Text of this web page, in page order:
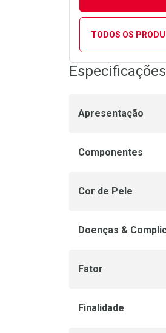
TODOS OS
Especificações
Apresentação
Componentes
Cor de Pele
Doenças &
Fator
Finalidade